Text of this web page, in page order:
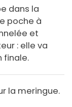
dans la
poche à
et
: elle va
finale.
la meringue.